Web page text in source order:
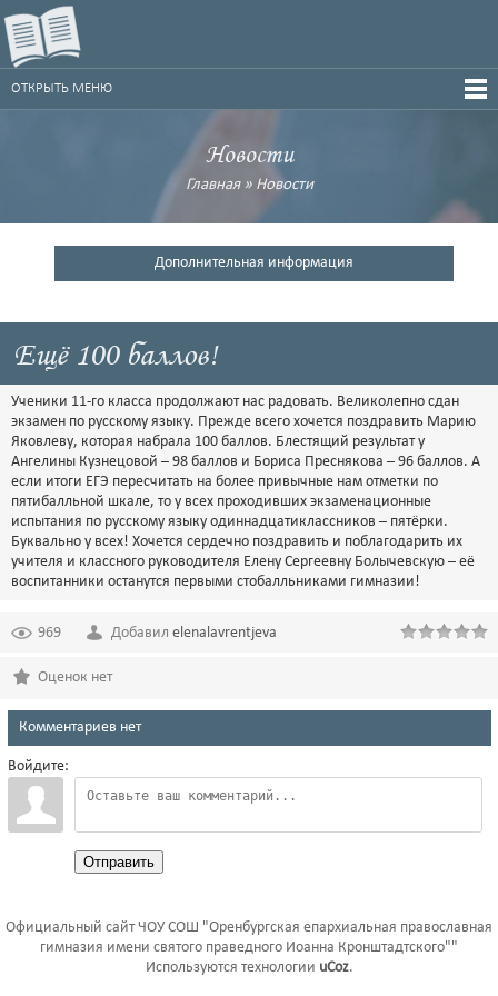
ОТКРЫТЬ МЕНЮ
Новости
Главная» Новости
Дополнительная информация
Ещё 100 баллов!
Ученики 11-го класса продолжают нас радовать. Великолепно сдан
экзамен по русскому языку. Прежде всего хочется поздравить Марию
Яковлеву, которая набрала 100 баллов. Блестящий результат у
Ангелины Кузнецовой – 98 баллов и Бориса Преснякова – 96 баллов. А
если итоги ЕГЭ пересчитать на более привычные нам отметки по
пятибалльной шкале, то у всех проходивших экзаменационные
испытания по русскому языку одиннадцатиклассников – пятёрки.
Буквально у всех! Хочется сердечно поздравить и поблагодарить их
учителя и классного руководителя Елену Сергеевну Болычевскую – её
воспитанники останутся первыми стобалльниками гимназии!
969 Добавил elenalavrentjeva
Оценок нет
Комментариев нет
Войдите:
Отправить
Официальный сайт ЧОУ СОШ "Оренбургская епархиальная православная
гимназия имени святого праведного Иоанна Кронштадтского""
Используются технологии uCoz.